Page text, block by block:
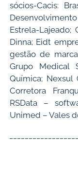
sócios-Cacis:
Estrela-Lajeado;
Dinna; Eidt
gestão de
Grupo Medical
Química; Nexsul
Corretora
RSData –
Unimed – Vales